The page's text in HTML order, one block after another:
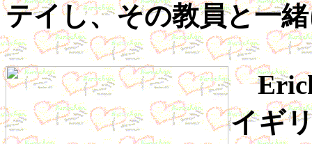
テイし、その教員と一
Erick
イギ